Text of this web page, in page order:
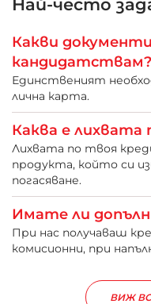
Най-често
Какви
кандидатствам?
Единственият
лична карта.
Каква е лихвата
Лихвата по твоя
продукта, който си
погасяване.
Имате ли
При нас получаваш
комисионни, при
ВИЖ